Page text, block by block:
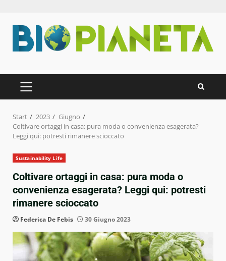
Inhalt
springen
PRIMÄRES
MENÜ
Start 2023
Giugno
Coltivare ortaggi in casa: pura moda o convenienza esagerata?
Leggi qui: potresti rimanere scioccato
Sustainability Life
Coltivare ortaggi in casa: pura moda o
convenienza esagerata? Leggi qui: potresti
rimanere scioccato
Federica De Febis 30 Giugno 2023